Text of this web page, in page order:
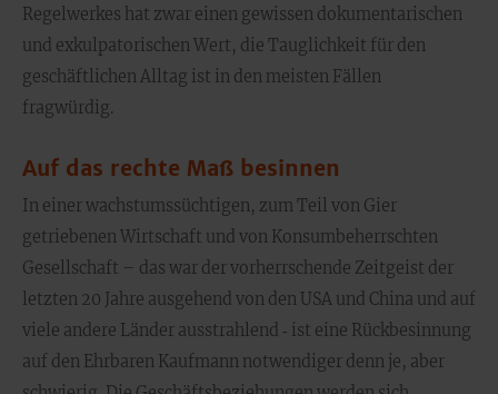
Regelwerkes hat zwar einen gewissen dokumentarischen
und exkulpatorischen Wert, die Tauglichkeit für den
geschäftlichen Alltag ist in den meisten Fällen
fragwürdig.
Auf das rechte Maß besinnen
In einer wachstumssüchtigen, zum Teil von Gier
getriebenen Wirtschaft und von Konsumbeherrschten
Gesellschaft – das war der vorherrschende Zeitgeist der
letzten 20 Jahre ausgehend von den USA und China und auf
viele andere Länder ausstrahlend ‑ ist eine Rückbesinnung
auf den Ehrbaren Kaufmann notwendiger denn je, aber